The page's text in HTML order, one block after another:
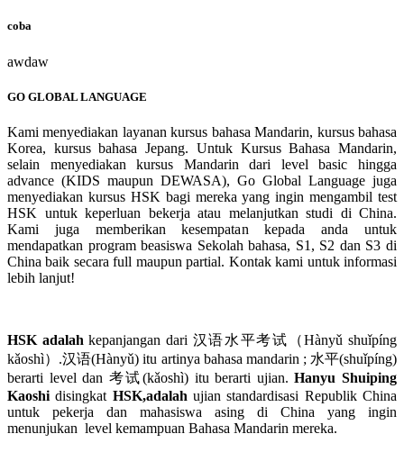
coba
awdaw
GO GLOBAL LANGUAGE
Kami menyediakan layanan kursus bahasa Mandarin, kursus bahasa
Korea, kursus bahasa Jepang. Untuk Kursus Bahasa Mandarin,
selain menyediakan kursus Mandarin dari level basic hingga
advance (KIDS maupun DEWASA), Go Global Language juga
menyediakan kursus HSK bagi mereka yang ingin mengambil test
HSK untuk keperluan bekerja atau melanjutkan studi di China.
Kami juga memberikan kesempatan kepada anda untuk
mendapatkan program beasiswa Sekolah bahasa, S1, S2 dan S3 di
China baik secara full maupun partial. Kontak kami untuk informasi
lebih lanjut!
HSK adalah kepanjangan dari 汉语水平考试（Hànyǔ shuǐpíng
kǎoshì）.汉语(Hànyǔ) itu artinya bahasa mandarin ; 水平(shuǐpíng)
berarti level dan 考试(kǎoshì) itu berarti ujian.Hanyu Shuiping
Kaoshi disingkat HSK,adalah ujian standardisasi Republik China
untuk pekerja dan mahasiswa asing di China yang ingin
menunjukan level kemampuan Bahasa Mandarin mereka.